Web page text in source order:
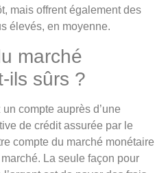
mais offrent également des
élevés, en moyenne.
marché
ils sûrs ?
compte auprès d’une
de crédit assurée par le
compte du marché monétaire
La seule façon pour